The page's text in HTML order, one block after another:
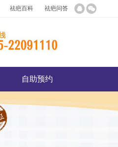
祛疤百科 祛疤问答
自助预约